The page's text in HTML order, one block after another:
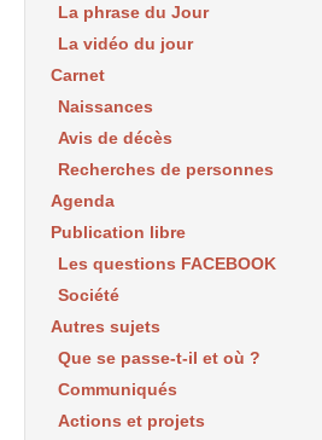
La phrase du Jour
La vidéo du jour
Carnet
Naissances
Avis de décès
Recherches de personnes
Agenda
Publication libre
Les questions FACEBOOK
Société
Autres sujets
Que se passe-t-il et où ?
Communiqués
Actions et projets